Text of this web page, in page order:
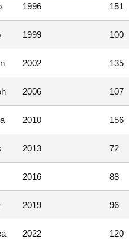
1996 151
1999 100
2002 135
2006 107
2010 156
2013 72
2016 88
2019 96
2022 120